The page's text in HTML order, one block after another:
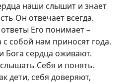
наши слышит и знает
Он отвечает всегда.
Его понимает –
с собой нам приносят года.
Бога сердца оживают.
Себя и понять.
дети, себя доверяют,